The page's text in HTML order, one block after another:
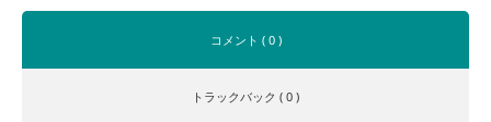
コメント ( 0 )
トラックバック ( 0 )